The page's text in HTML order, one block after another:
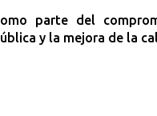
parte del
y la mejora de la